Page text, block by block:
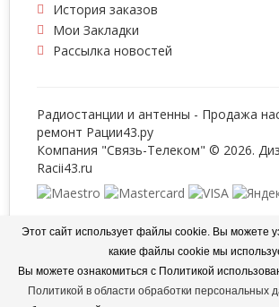
История заказов
Мои Закладки
Рассылка новостей
Радиостанции и антенны - Продажа
ремонт Рации43.ру
Компания "Связь-Телеком" © 2026.
Racii43.ru
Интернет магазин для целей выполнения
обрабатывает персональные данные,
обработке персональных данных и
реализуемых требованиях к защите
отражены вПолитике в отношении
персональных данных
Этот сайт использует файлы cookie. Вы можете
какие файлы cookie мы
Вы можете ознакомиться с Политикой
Политикой в области обработки персональных